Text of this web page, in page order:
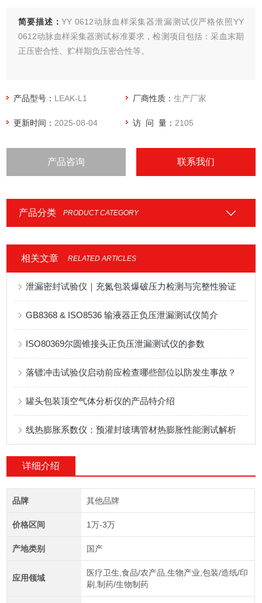
简要描述：YY 0612动脉血样采集器泄漏测试仪严格依照YY
0612动脉血样采集器测试标准要求，检测项目包括：采血末期
正压密合性、贮样期负压密合性等。
产品型号： LEAK-L1 厂商性质：生产厂家
更新时间： 2025-08-04 访 问 量： 2105
产品咨询 联系我们
产品分类 PRODUCT CATEGORY
相关文章 RELATED ARTICLES
泄漏密封试验仪｜充氮包装爆破压力检测与完整性验证
GB8368 & ISO8536 输液器正负压泄漏测试仪简介
ISO80369尔圆锥接头正负压泄漏测试仪的参数
落镖冲击试验仪启动前应检查哪些部位以防发生事故？
罐头包装顶空气体分析仪的产品特介绍
线热膨胀系数仪：预灌封玻璃管材热膨胀性能测试解析
详细介绍
品牌 其他品牌
价格区间 1万-3万
产地类别 国产
应用领域
医疗卫生,食品/农产品,生物产业,包装/造纸/印
刷,制药/生物制药